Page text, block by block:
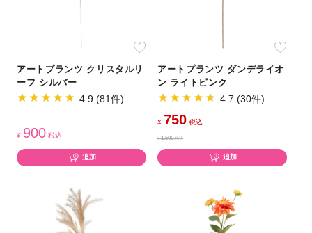
アートプランツ クリスタルリ
ーフ シルバー
4.9 (81件)
¥ 900 税込
追加
アートプランツ ダンデライオ
ン ライトピンク
4.7 (30件)
¥ 750 税込
¥1,500税込
追加